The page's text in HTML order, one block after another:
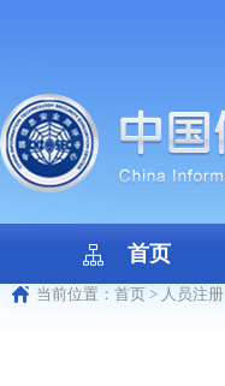
首页
当前位置： 首页 > 人员注册